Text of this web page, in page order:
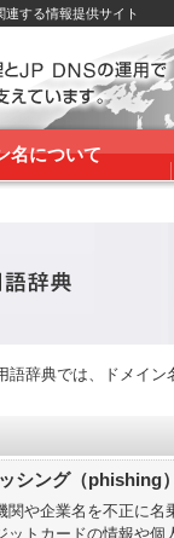
する情報提供サイト
名について
語辞典では、ドメイ
シング（phishing
関や企業名を不正に名
ットカードの情報や個